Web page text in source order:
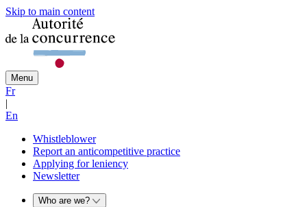
Skip to main content
Menu
Fr
|
En
Whistleblower
Report an anticompetitive practice
Applying for leniency
Newsletter
Who are we?